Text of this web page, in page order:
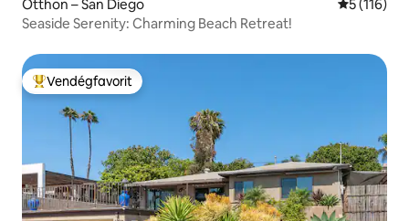
Otthon – San Diego Átlagos
5 (116)
Seaside Serenity: Charming Beach Retreat!
Kiemelt vendégfavorit
Vendégfavorit